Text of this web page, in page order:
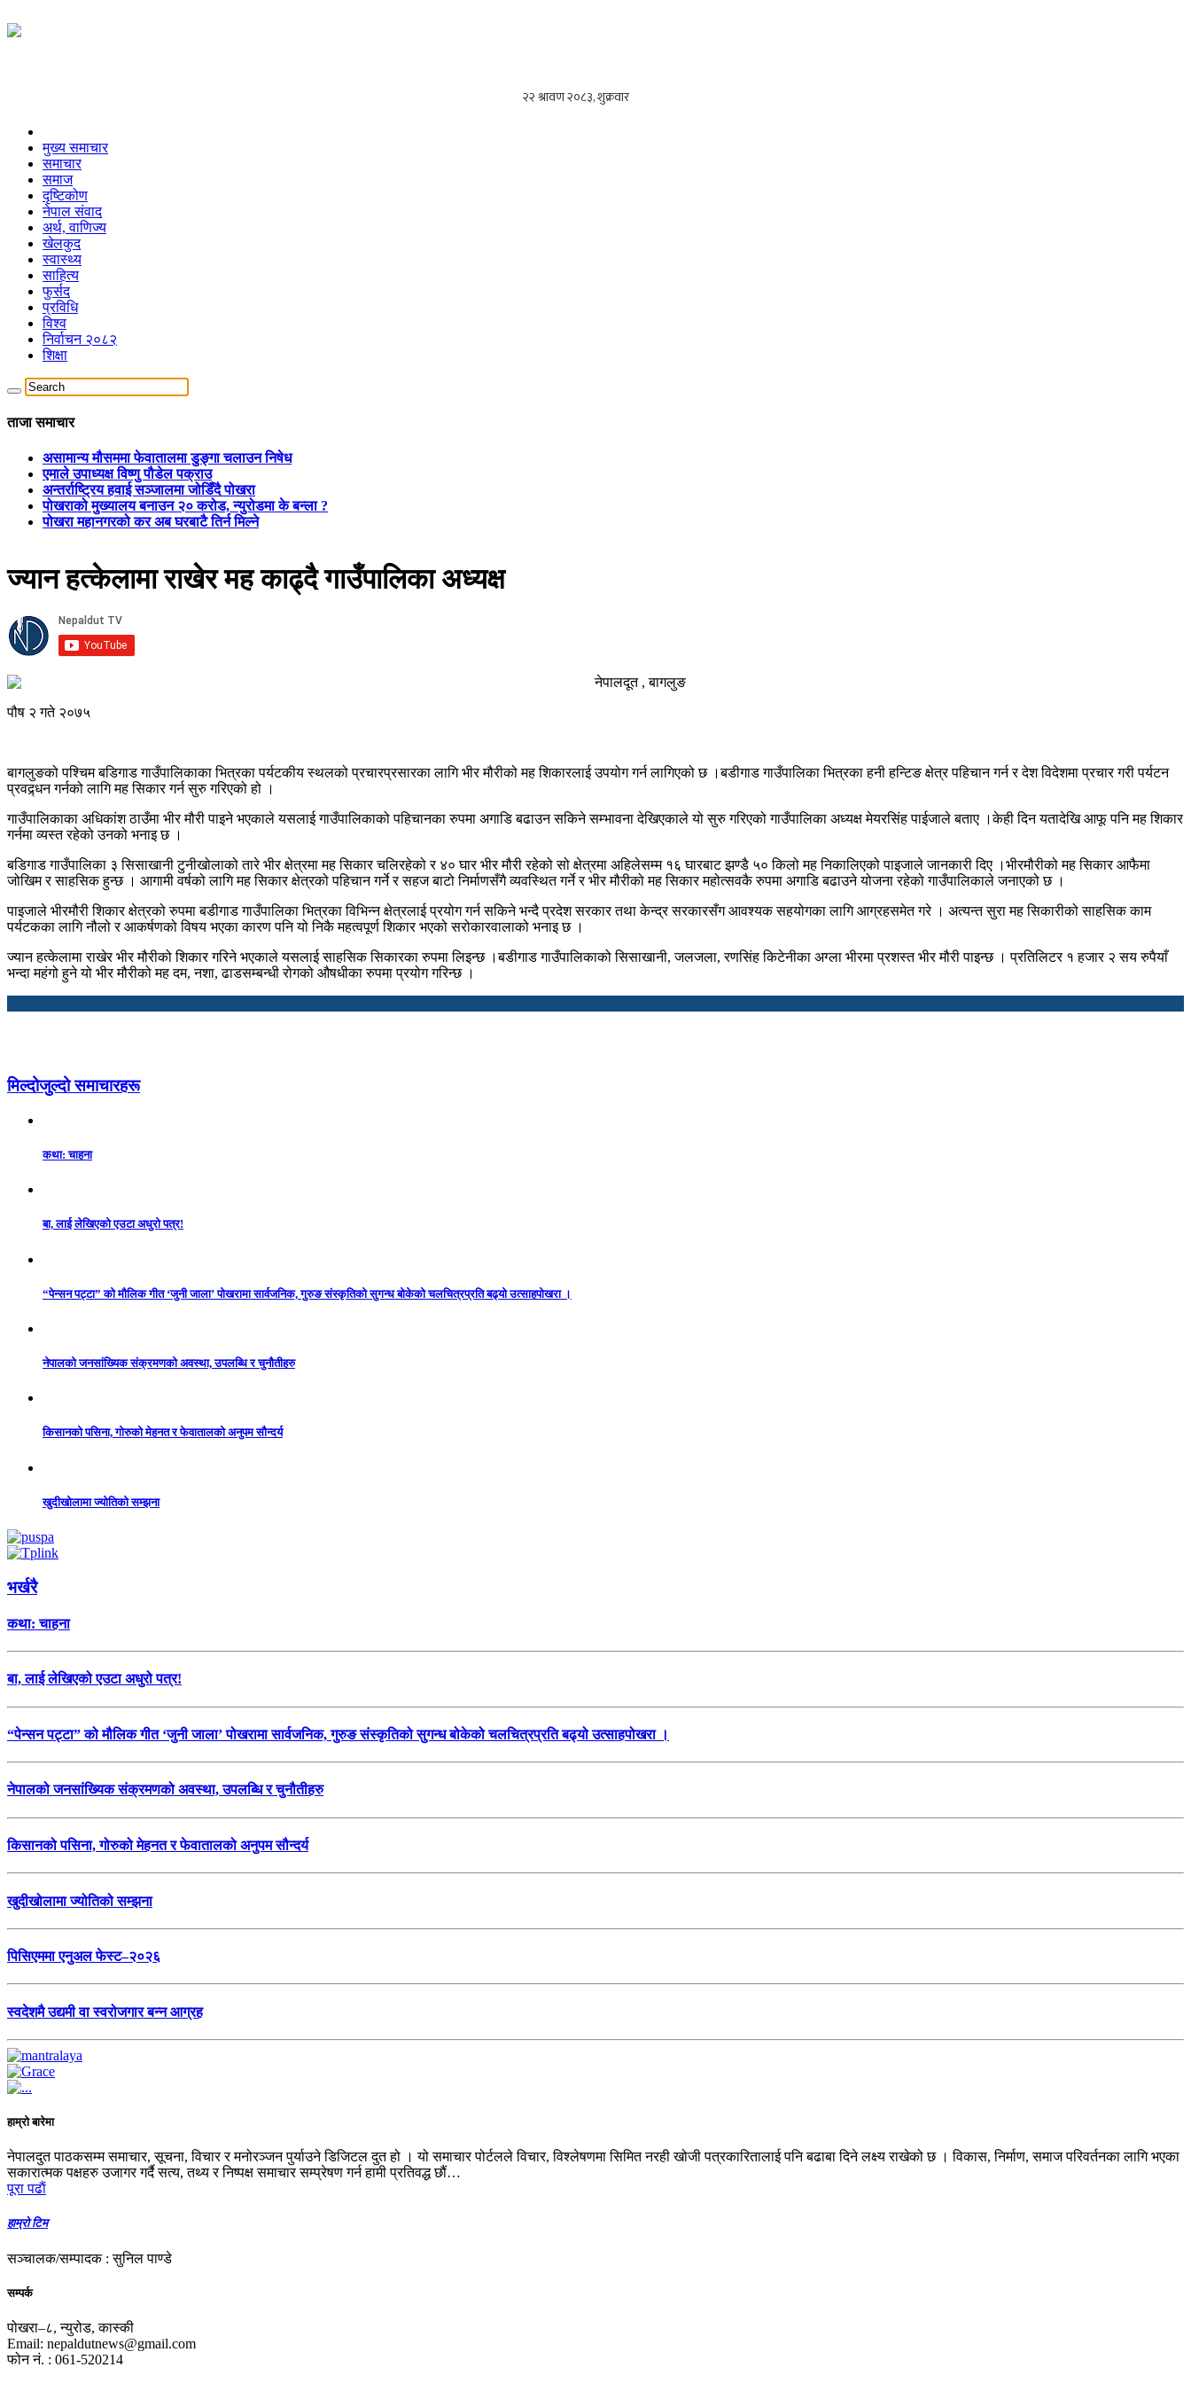
मुख्य समाचार
समाचार
समाज
दृष्टिकोण
नेपाल संवाद
अर्थ, वाणिज्य
खेलकुद
स्वास्थ्य
साहित्य
फुर्सद
प्रविधि
विश्व
निर्वाचन २०८२
शिक्षा
ताजा समाचार
असामान्य मौसममा फेवातालमा डुङ्गा चलाउन निषेध
एमाले उपाध्यक्ष विष्णु पौडेल पक्राउ
अन्तर्राष्ट्रिय हवाई सञ्जालमा जोडिँदै पोखरा
पोखराको मुख्यालय बनाउन २० करोड, न्युरोडमा के बन्ला ?
पोखरा महानगरको कर अब घरबाटै तिर्न मिल्ने
ज्यान हत्केलामा राखेर मह काढ्दै गाउँपालिका अध्यक्ष
नेपालदूत , बागलुङ
पौष २ गते २०७५
बागलुङको पश्चिम बडिगाड गाउँपालिकाका भित्रका पर्यटकीय स्थलको प्रचारप्रसारका लागि भीर मौरीको मह शिकारलाई उपयोग गर्न लागिएको छ ।बडीगाड गाउँपालिका भित्रका हनी हन्टिङ क्षेत्र पहिचान गर्न र देश विदेशमा प्रचार गरी पर्यटन
प्रवद्र्धन गर्नको लागि मह सिकार गर्न सुरु गरिएको हो ।
गाउँपालिकाका अधिकांश ठाउँमा भीर मौरी पाइने भएकाले यसलाई गाउँपालिकाको पहिचानका रुपमा अगाडि बढाउन सकिने सम्भावना देखिएकाले यो सुरु गरिएको गाउँपालिका अध्यक्ष मेयरसिंह पाईजाले बताए ।केही दिन यतादेखि आफू पनि मह शिकार
गर्नमा व्यस्त रहेको उनको भनाइ छ ।
बडिगाड गाउँपालिका ३ सिसाखानी टुनीखोलाको तारे भीर क्षेत्रमा मह सिकार चलिरहेको र ४० घार भीर मौरी रहेको सो क्षेत्रमा अहिलेसम्म १६ घारबाट झण्डै ५० किलो मह निकालिएको पाइजाले जानकारी दिए ।भीरमौरीको मह सिकार आफैमा
जोखिम र साहसिक हुन्छ । आगामी वर्षको लागि मह सिकार क्षेत्रको पहिचान गर्ने र सहज बाटो निर्माणसँगै व्यवस्थित गर्ने र भीर मौरीको मह सिकार महोत्सवकै रुपमा अगाडि बढाउने योजना रहेको गाउँपालिकाले जनाएको छ ।
पाइजाले भीरमौरी शिकार क्षेत्रको रुपमा बडीगाड गाउँपालिका भित्रका विभिन्न क्षेत्रलाई प्रयोग गर्न सकिने भन्दै प्रदेश सरकार तथा केन्द्र सरकारसँग आवश्यक सहयोगका लागि आग्रहसमेत गरे । अत्यन्त सुरा मह सिकारीको साहसिक काम
पर्यटकका लागि नौलो र आकर्षणको विषय भएका कारण पनि यो निकै महत्वपूर्ण शिकार भएको सरोकारवालाको भनाइ छ ।
ज्यान हत्केलामा राखेर भीर मौरीको शिकार गरिने भएकाले यसलाई साहसिक सिकारका रुपमा लिइन्छ ।बडीगाड गाउँपालिकाको सिसाखानी, जलजला, रणसिंह किटेनीका अग्ला भीरमा प्रशस्त भीर मौरी पाइन्छ । प्रतिलिटर १ हजार २ सय रुपैयाँ
भन्दा महंगो हुने यो भीर मौरीको मह दम, नशा, ढाडसम्बन्धी रोगको औषधीका रुपमा प्रयोग गरिन्छ ।
मिल्दोजुल्दो समाचारहरू
कथा: चाहना
बा, लाई लेखिएको एउटा अधुरो पत्र!
“पेन्सन पट्टा” को मौलिक गीत ‘जुनी जाला’ पोखरामा सार्वजनिक, गुरुङ संस्कृतिको सुगन्ध बोकेको चलचित्रप्रति बढ्यो उत्साहपोखरा ।
नेपालको जनसांख्यिक संक्रमणको अवस्था, उपलब्धि र चुनौतीहरु
किसानको पसिना, गोरुको मेहनत र फेवातालको अनुपम सौन्दर्य
खुदीखोलामा ज्योतिको सम्झना
भर्खरै
कथा: चाहना
बा, लाई लेखिएको एउटा अधुरो पत्र!
“पेन्सन पट्टा” को मौलिक गीत ‘जुनी जाला’ पोखरामा सार्वजनिक, गुरुङ संस्कृतिको सुगन्ध बोकेको चलचित्रप्रति बढ्यो उत्साहपोखरा ।
नेपालको जनसांख्यिक संक्रमणको अवस्था, उपलब्धि र चुनौतीहरु
किसानको पसिना, गोरुको मेहनत र फेवातालको अनुपम सौन्दर्य
खुदीखोलामा ज्योतिको सम्झना
पिसिएममा एनुअल फेस्ट–२०२६
स्वदेशमै उद्यमी वा स्वरोजगार बन्न आग्रह
हाम्रो बारेमा
नेपालदुत पाठकसम्म समाचार, सूचना, विचार र मनोरञ्जन पुर्याउने डिजिटल दुत हो । यो समाचार पोर्टलले विचार, विश्लेषणमा सिमित नरही खोजी पत्रकारितालाई पनि बढाबा दिने लक्ष्य राखेको छ । विकास, निर्माण, समाज परिवर्तनका लागि भएका
सकारात्मक पक्षहरु उजागर गर्दै सत्य, तथ्य र निष्पक्ष समाचार सम्प्रेषण गर्न हामी प्रतिवद्ध छौं…
पूरा पढाैं
हाम्रो टिम
सञ्चालक/सम्पादक : सुनिल पाण्डे
सम्पर्क
पोखरा–८, न्युरोड, कास्की
Email: nepaldutnews@gmail.com
फोन नं. : 061-520214